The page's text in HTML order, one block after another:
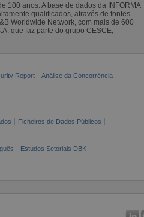
100 anos. A base de dados da INFORMA
qualificados, através de fontes
Worldwide Network, com mais de 600
que faz parte do grupo CESCE,
Report
Análise da Concorrência
Ficheiros de Dados Públicos
Estudos Setoriais DBK